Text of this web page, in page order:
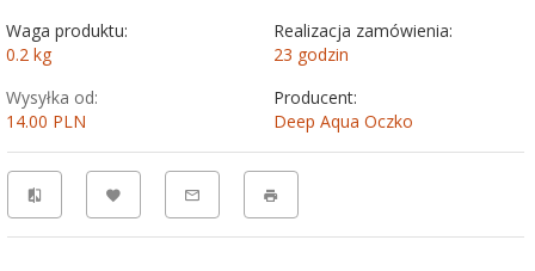
Waga produktu:
0.2 kg
Realizacja zamówienia:
23 godzin
Wysyłka od:
14.00 PLN
Producent:
Deep Aqua Oczko